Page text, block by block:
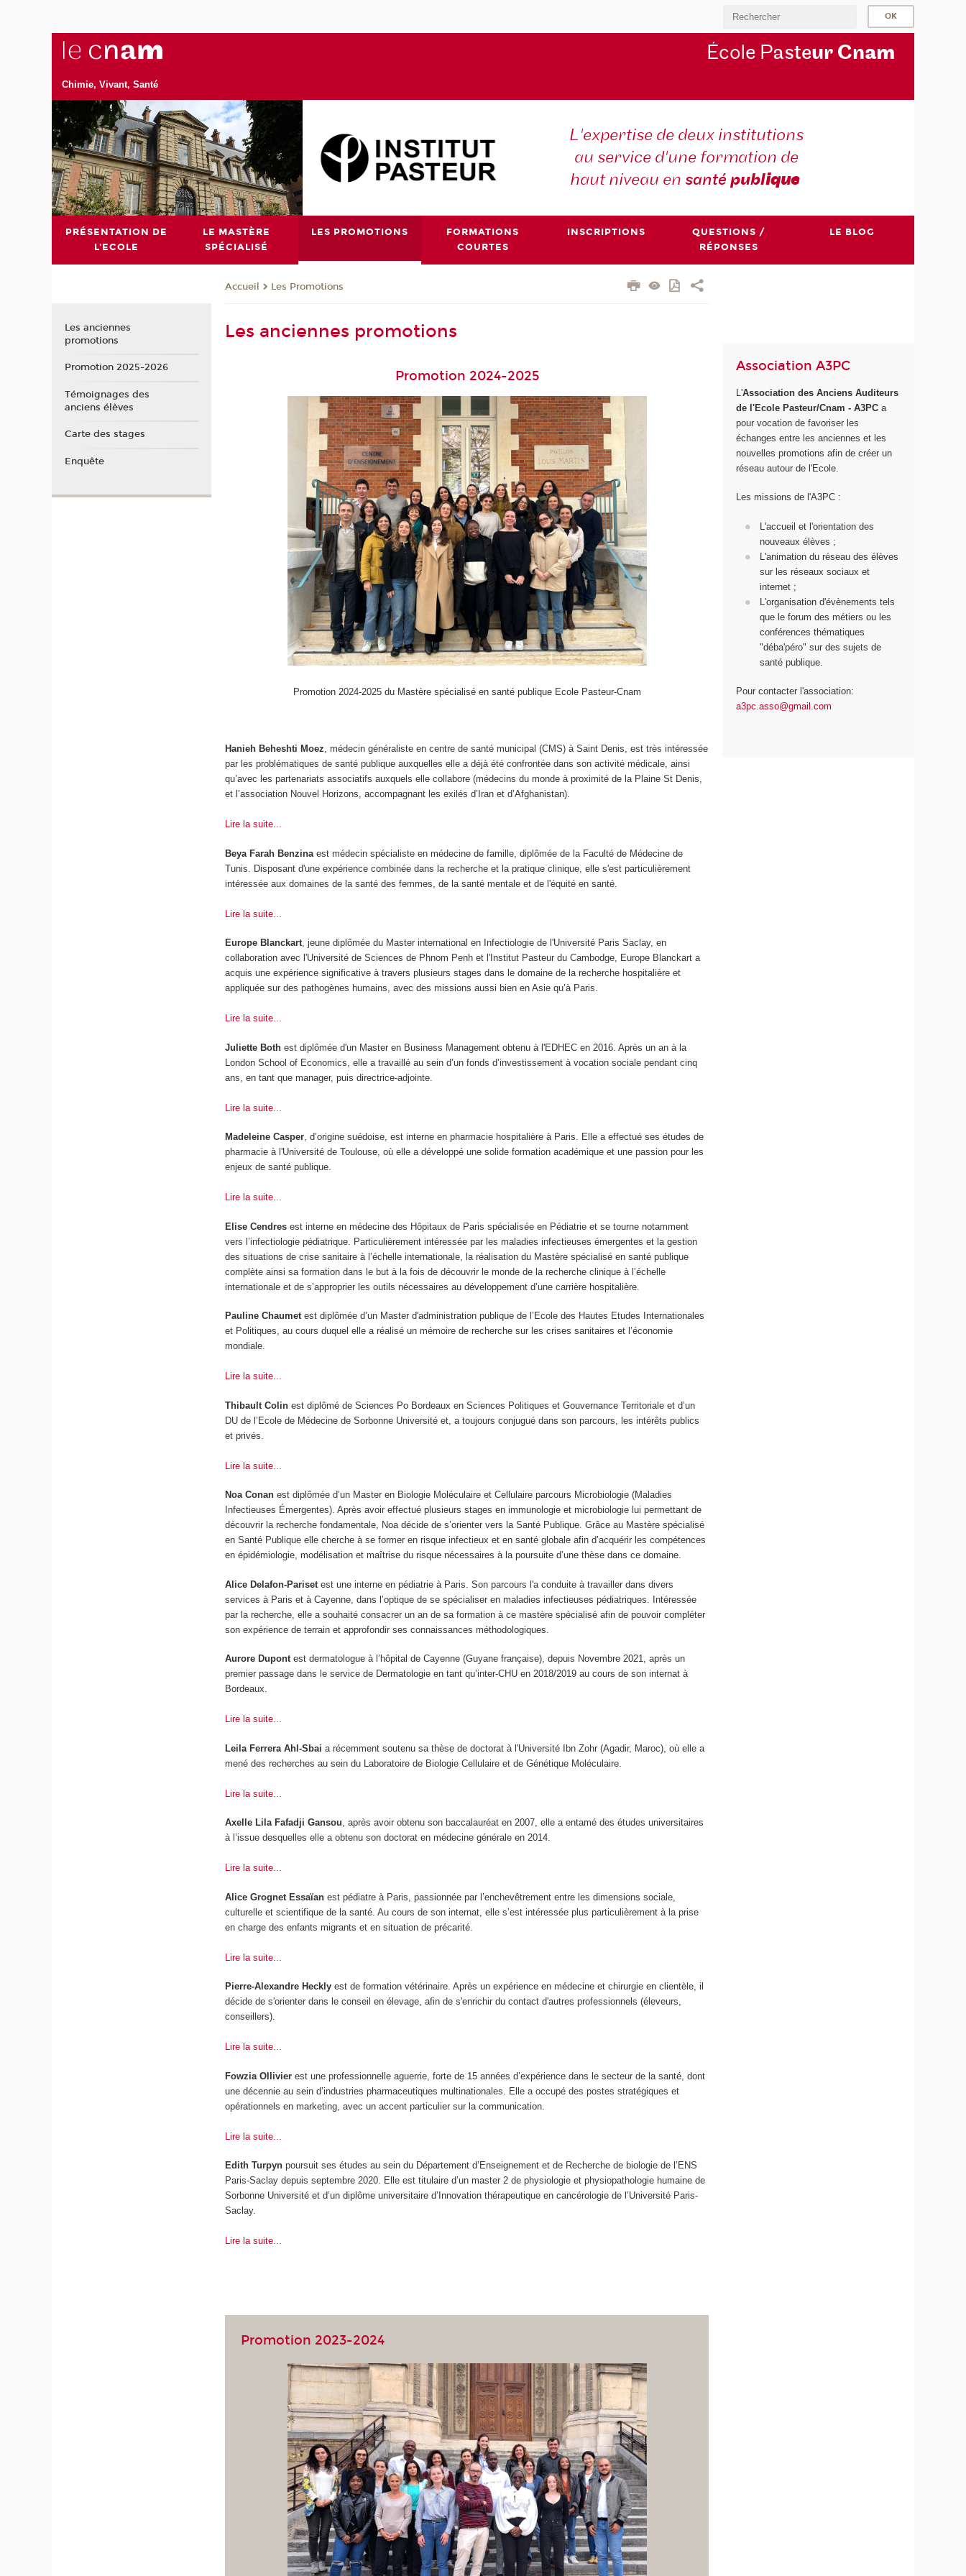
Chimie, Vivant, Santé
École Pasteur Cnam
L'expertise de deux institutions
au service d'une formation de
haut niveau en santé publique
PRÉSENTATION DE
L'ECOLE
LE MASTÈRE
SPÉCIALISÉ
LES PROMOTIONS
FORMATIONS
COURTES
INSCRIPTIONS
QUESTIONS /
RÉPONSES
LE BLOG
Accueil Les Promotions
Les anciennes promotions
Promotion 2024-2025
Promotion 2024-2025 du Mastère spécialisé en santé publique Ecole Pasteur-Cnam
Hanieh Beheshti Moez, médecin généraliste en centre de santé municipal (CMS) à Saint Denis, est très intéressée
par les problématiques de santé publique auxquelles elle a déjà été confrontée dans son activité médicale, ainsi
qu’avec les partenariats associatifs auxquels elle collabore (médecins du monde à proximité de la Plaine St Denis,
et l’association Nouvel Horizons, accompagnant les exilés d’Iran et d’Afghanistan).
Lire la suite...
Beya Farah Benzina est médecin spécialiste en médecine de famille, diplômée de la Faculté de Médecine de
Tunis. Disposant d'une expérience combinée dans la recherche et la pratique clinique, elle s'est particulièrement
intéressée aux domaines de la santé des femmes, de la santé mentale et de l'équité en santé.
Lire la suite...
Europe Blanckart, jeune diplômée du Master international en Infectiologie de l'Université Paris Saclay, en
collaboration avec l'Université de Sciences de Phnom Penh et l'Institut Pasteur du Cambodge, Europe Blanckart a
acquis une expérience significative à travers plusieurs stages dans le domaine de la recherche hospitalière et
appliquée sur des pathogènes humains, avec des missions aussi bien en Asie qu’à Paris.
Lire la suite...
Juliette Both est diplômée d'un Master en Business Management obtenu à l'EDHEC en 2016. Après un an à la
London School of Economics, elle a travaillé au sein d’un fonds d’investissement à vocation sociale pendant cinq
ans, en tant que manager, puis directrice-adjointe.
Lire la suite...
Madeleine Casper, d’origine suédoise, est interne en pharmacie hospitalière à Paris. Elle a effectué ses études de
pharmacie à l'Université de Toulouse, où elle a développé une solide formation académique et une passion pour les
enjeux de santé publique.
Lire la suite...
Elise Cendres est interne en médecine des Hôpitaux de Paris spécialisée en Pédiatrie et se tourne notamment
vers l’infectiologie pédiatrique. Particulièrement intéressée par les maladies infectieuses émergentes et la gestion
des situations de crise sanitaire à l’échelle internationale, la réalisation du Mastère spécialisé en santé publique
complète ainsi sa formation dans le but à la fois de découvrir le monde de la recherche clinique à l’échelle
internationale et de s’approprier les outils nécessaires au développement d’une carrière hospitalière.
Pauline Chaumetest diplômée d’un Master d'administration publique de l’Ecole des Hautes Etudes Internationales
et Politiques, au cours duquel elle a réalisé un mémoire de recherche sur les crises sanitaires et l’économie
mondiale.
Lire la suite...
Thibault Colinest diplômé de Sciences Po Bordeaux en Sciences Politiques et Gouvernance Territoriale et d’un
DU de l’Ecole de Médecine de Sorbonne Université et, a toujours conjugué dans son parcours, les intérêts publics
et privés.
Lire la suite...
Noa Conan est diplômée d’un Master en Biologie Moléculaire et Cellulaire parcours Microbiologie (Maladies
Infectieuses Émergentes). Après avoir effectué plusieurs stages en immunologie et microbiologie lui permettant de
découvrir la recherche fondamentale, Noa décide de s’orienter vers la Santé Publique. Grâce au Mastère spécialisé
en Santé Publique elle cherche à se former en risque infectieux et en santé globale afin d’acquérir les compétences
en épidémiologie, modélisation et maîtrise du risque nécessaires à la poursuite d’une thèse dans ce domaine.
Alice Delafon-Parisetest une interne en pédiatrie à Paris. Son parcours l'a conduite à travailler dans divers
services à Paris et à Cayenne, dans l’optique de se spécialiser en maladies infectieuses pédiatriques. Intéressée
par la recherche, elle a souhaité consacrer un an de sa formation à ce mastère spécialisé afin de pouvoir compléter
son expérience de terrain et approfondir ses connaissances méthodologiques.
Aurore Dupontest dermatologue à l’hôpital de Cayenne (Guyane française), depuis Novembre 2021, après un
premier passage dans le service de Dermatologie en tant qu’inter-CHU en 2018/2019 au cours de son internat à
Bordeaux.
Lire la suite...
Leila Ferrera Ahl-Sbaia récemment soutenu sa thèse de doctorat à l'Université Ibn Zohr (Agadir, Maroc), où elle a
mené des recherches au sein du Laboratoire de Biologie Cellulaire et de Génétique Moléculaire.
Lire la suite...
Axelle Lila Fafadji Gansou, après avoir obtenu son baccalauréat en 2007, elle a entamé des études universitaires
à l’issue desquelles elle a obtenu son doctorat en médecine générale en 2014.
Lire la suite...
Alice Grognet Essaïan est pédiatre à Paris, passionnée par l’enchevêtrement entre les dimensions sociale,
culturelle et scientifique de la santé. Au cours de son internat, elle s’est intéressée plus particulièrement à la prise
en charge des enfants migrants et en situation de précarité.
Lire la suite...
Pierre-Alexandre Heckly est de formation vétérinaire. Après un expérience en médecine et chirurgie en clientèle, il
décide de s'orienter dans le conseil en élevage, afin de s'enrichir du contact d'autres professionnels (éleveurs,
conseillers).
Lire la suite...
Fowzia Ollivier est une professionnelle aguerrie, forte de 15 années d’expérience dans le secteur de la santé, dont
une décennie au sein d’industries pharmaceutiques multinationales. Elle a occupé des postes stratégiques et
opérationnels en marketing, avec un accent particulier sur la communication.
Lire la suite...
Edith Turpyn poursuit ses études au sein du Département d’Enseignement et de Recherche de biologie de l’ENS
Paris-Saclay depuis septembre 2020. Elle est titulaire d’un master 2 de physiologie et physiopathologie humaine de
Sorbonne Université et d’un diplôme universitaire d’Innovation thérapeutique en cancérologie de l’Université Paris-
Saclay.
Lire la suite...
Promotion 2023-2024
Association A3PC
L'Association des Anciens Auditeurs
de l'Ecole Pasteur/Cnam - A3PC a
pour vocation de favoriser les
échanges entre les anciennes et les
nouvelles promotions afin de créer un
réseau autour de l'Ecole.
Les missions de l'A3PC :
L'accueil et l'orientation des
nouveaux élèves ;
L'animation du réseau des élèves
sur les réseaux sociaux et
internet ;
L'organisation d'évènements tels
que le forum des métiers ou les
conférences thématiques
"déba'péro" sur des sujets de
santé publique.
Pour contacter l'association:
a3pc.asso@gmail.com
Les anciennes
promotions
Promotion 2025-2026
Témoignages des
anciens élèves
Carte des stages
Enquête